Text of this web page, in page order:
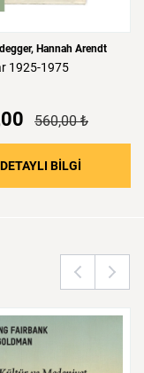
Hannah Arendt
1925-1975
560,00 ₺
DETAYLI BİLGİ